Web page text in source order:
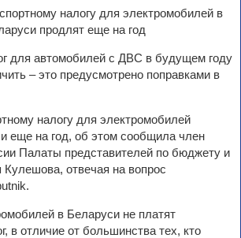
для автомобилей с ДВС в будущем году
– это предусмотрено поправками в
налогу для электромобилей
еще на год, об этом сообщила член
Палаты представителей по бюджету и
отвечая на вопрос
в Беларуси не платят
в отличие от большинства тех, кто